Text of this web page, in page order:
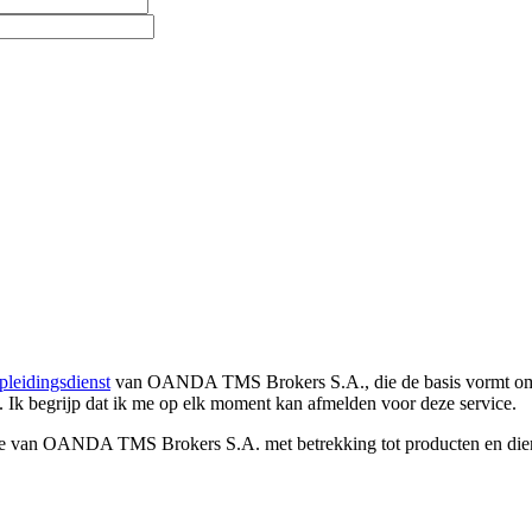
van OANDA TMS Brokers S.A., die de basis vormt
Ik begrijp dat ik me op elk moment kan afmelden voor deze service.
OANDA TMS Brokers S.A. met betrekking tot producten en